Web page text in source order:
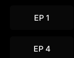
EP 1
EP 4